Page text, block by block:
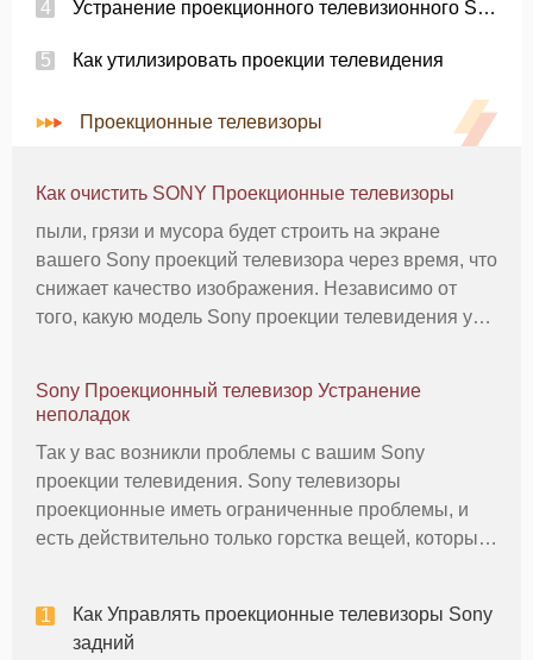
Устранение проекционного телевизионного Sony
Как утилизировать проекции телевидения
Проекционные телевизоры
Как очистить SONY Проекционные телевизоры
пыли, грязи и мусора будет строить на экране
вашего Sony проекций телевизора через время, что
снижает качество изображения. Независимо от
того, какую модель Sony проекции телевидения у
изображения и сохранить телевизор смо
Sony Проекционный телевизор Устранение
неполадок
Так у вас возникли проблемы с вашим Sony
проекции телевидения. Sony телевизоры
проекционные иметь ограниченные проблемы, и
есть действительно только горстка вещей, которые
телевизором, а затем два, которые являются
Как Управлять проекционные телевизоры Sony
задний